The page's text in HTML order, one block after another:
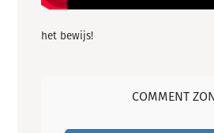
het bewijs!
COMMENT